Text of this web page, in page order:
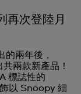
次登陸月
的兩年後，
兩款新產品！
標誌性的
以 Snoopy 細